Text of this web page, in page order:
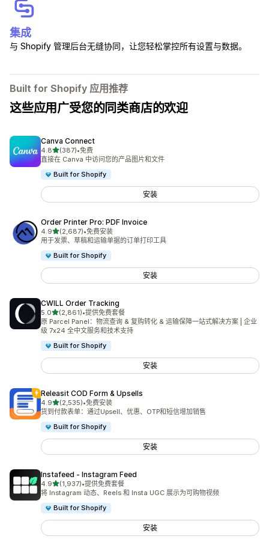
集成
与 Shopify 管理后台无缝协同，让您轻松掌控所有设置与数据。
Built for Shopify 应用推荐
这些应用广受您的同类商店的欢迎
Canva Connect
4.8星（满分 5 星）
(387)
总共 387 条评论
•免费
直接在 Canva 中访问您的产品图片和文件
Built for Shopify
安装
Order Printer Pro: PDF Invoice
4.9星（满分 5 星）
(2,687)
总共 2687 条评论
•免费安装
用于发票、草稿和运输单据的订单打印工具
Built for Shopify
安装
CWILL Order Tracking
5.0星（满分 5 星）
(2,861)
总共 2861 条评论
•提供免费套餐
原 Parcel Panel：物流查询 & 复购转化 & 运输保障一站式解决方案 | 企业
级 7x24 全中文服务和技术支持
Built for Shopify
安装
Releasit COD Form & Upsells
4.9星（满分 5 星）
(2,535)
总共 2535 条评论
•免费安装
货到付款表单：通过Upsell、优惠、OTP和短信增加销售
Built for Shopify
安装
Instafeed ‑ Instagram Feed
4.9星（满分 5 星）
(1,937)
总共 1937 条评论
•提供免费套餐
将 Instagram 动态、Reels 和 Insta UGC 展示为可购物视频
Built for Shopify
安装